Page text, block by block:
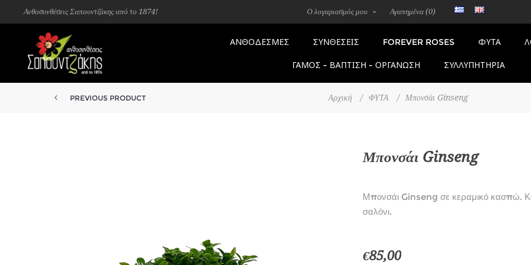
Ανθοσυνθέσεις Σαπουντζάκης από το 1874! Ο λογαριασμός μου Αγαπημένα (0)
ΑΝΘΟΔΕΣΜΕΣ ΣΥΝΘΕΣΕΙΣ FOREVER ROSES ΦΥΤΑ
ΓΑΜΟΣ - ΒΑΠΤΙΣΗ - ΟΡΓΑΝΩΣΗ ΣΥΛΛΥΠΗΤΗΡΙΑ
Αρχική / ΦΥΤΑ / Μπονσάι Ginseng
PREVIOUS PRODUCT
Μπονσάι Ginseng
Μπονσάι Ginseng σε κεραμικό κασπώ.
σαλόνι.
€85,00